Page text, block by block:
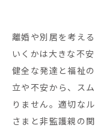
離婚や別居を考え
いくかは大きな不
健全な発達と福祉
立や不安から、ス
りません。適切な
さまと非監護親の